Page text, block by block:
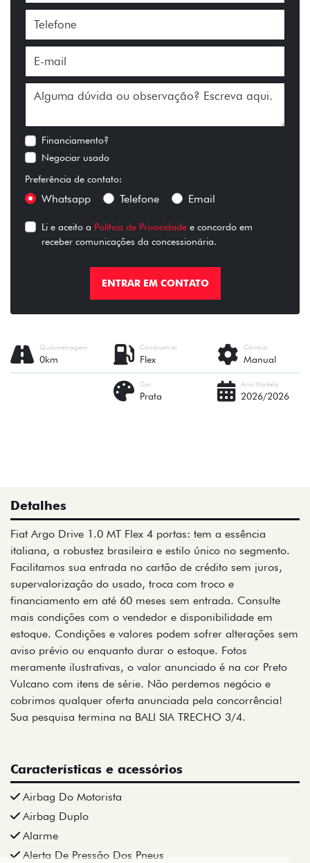
Financiamento?
Negociar usado
Preferência de contato:
Whatsapp Telefone Email
Li e aceito a Política de Privacidade e concordo em
receber comunicações da concessionária.
ENTRAR EM CONTATO
Câmbio
Manual
Combustível
Flex
Quilometragem
0km
Ano/Modelo
2026/2026
Cor
Prata
Detalhes
Fiat Argo Drive 1.0 MT Flex 4 portas: tem a essência
italiana, a robustez brasileira e estilo único no segmento.
Facilitamos sua entrada no cartão de crédito sem juros,
supervalorização do usado, troca com troco e
financiamento em até 60 meses sem entrada. Consulte
mais condições com o vendedor e disponibilidade em
estoque. Condições e valores podem sofrer alterações sem
aviso prévio ou enquanto durar o estoque. Fotos
meramente ilustrativas, o valor anunciado é na cor Preto
Vulcano com itens de série. Não perdemos negócio e
cobrimos qualquer oferta anunciada pela concorrência!
Sua pesquisa termina na BALI SIA TRECHO 3/4.
Características e acessórios
Airbag Do Motorista
Airbag Duplo
Alarme
Alerta De Pressão Dos Pneus